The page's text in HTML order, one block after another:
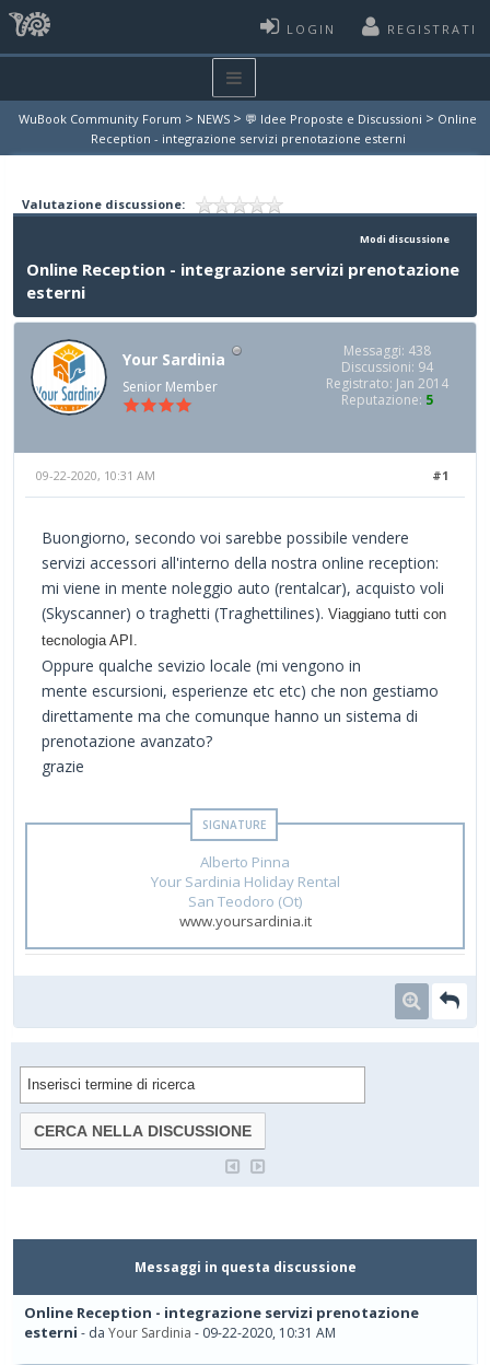
LOGIN REGISTRATI
WuBook Community Forum > NEWS > 💬 Idee Proposte e Discussioni > Online
Reception - integrazione servizi prenotazione esterni
Valutazione discussione:
Modi discussione
Online Reception - integrazione servizi prenotazione
esterni
Your Sardinia
Senior Member
Messaggi: 438
Discussioni: 94
Registrato: Jan 2014
Reputazione: 5
#1
09-22-2020, 10:31 AM
Buongiorno, secondo voi sarebbe possibile vendere
servizi accessori all'interno della nostra online reception:
mi viene in mente noleggio auto (rentalcar), acquisto voli
(Skyscanner) o traghetti (Traghettilines). Viaggiano tutti con
tecnologia API.
Oppure qualche sevizio locale (mi vengono in
mente escursioni, esperienze etc etc) che non gestiamo
direttamente ma che comunque hanno un sistema di
prenotazione avanzato?
grazie
Alberto Pinna
Your Sardinia Holiday Rental
San Teodoro (Ot)
www.yoursardinia.it
Messaggi in questa discussione
Online Reception - integrazione servizi prenotazione
esterni - da Your Sardinia - 09-22-2020, 10:31 AM